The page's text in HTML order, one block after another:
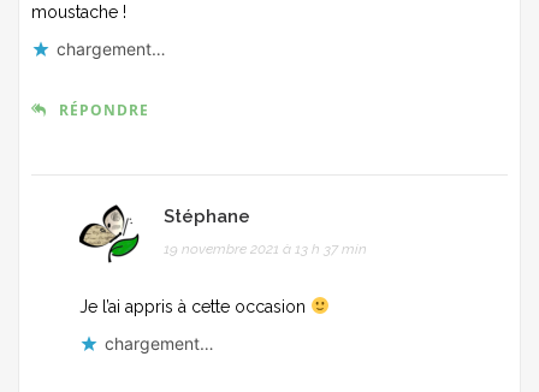
moustache !
chargement…
RÉPONDRE
Stéphane
19 novembre 2021 à 13 h 37 min
Je l’ai appris à cette occasion
chargement…